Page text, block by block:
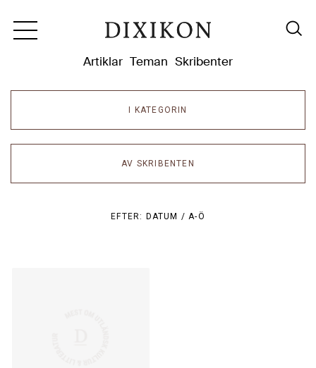
Artiklar Teman Skribenter
I KATEGORIN
AV SKRIBENTEN
EFTER: DATUM /A-Ö